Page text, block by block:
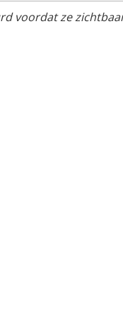
voordat ze